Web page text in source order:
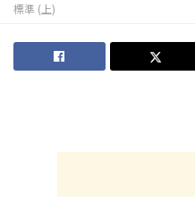
標準 (上)